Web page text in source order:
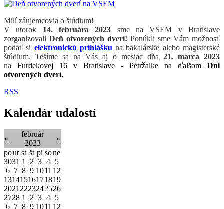
Milí záujemcovia o štúdium!
V utorok 14. februára 2023 sme na VŠEM v Bratislave
zorganizovali Deň otvorených dverí! Ponúkli sme Vám možnosť
podať si elektronickú prihlášku na bakalárske alebo magisterské
štúdium. Tešíme sa na Vás aj o mesiac dňa 21. marca 2023
na Furdekovej 16 v Bratislave - Petržalke na ďalšom Dni
otvorených dverí.
RSS
Kalendár udalostí
«
február
2023
»
pout st št pi sone
3031 1 2 3 4
5
6 7 8 9 1011 12
13141516171819
20212223242526
2728 1 2 3 4
5
6 7 8 9 1011 12